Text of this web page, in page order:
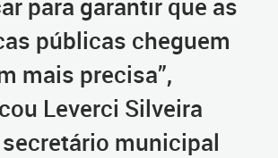
para garantir que as
públicas cheguem
mais precisa”,
Leverci Silveira
municipal